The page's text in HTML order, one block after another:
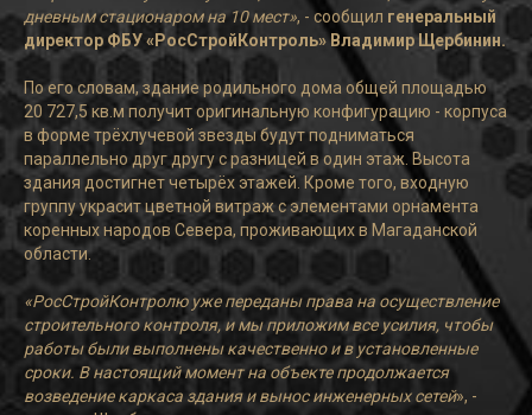
дневным стационаром на 10 мест», - сообщил генеральный
директор ФБУ «РосСтройКонтроль» Владимир Щербинин.
По его словам, здание родильного дома общей площадью
20 727,5 кв.м получит оригинальную конфигурацию - корпуса
в форме трёхлучевой звезды будут подниматься
параллельно друг другу с разницей в один этаж. Высота
здания достигнет четырёх этажей. Кроме того, входную
группу украсит цветной витраж с элементами орнамента
коренных народов Севера, проживающих в Магаданской
области.
«РосСтройКонтролю уже переданы права на осуществление
строительного контроля, и мы приложим все усилия, чтобы
работы были выполнены качественно и в установленные
сроки. В настоящий момент на объекте продолжается
возведение каркаса здания и вынос инженерных сетей», -